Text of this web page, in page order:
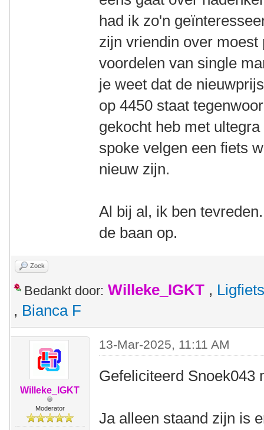
had ik zo'n
zijn vriendin over
voordelen van single
je weet dat de
op 4450 staat
gekocht heb met
spoke velgen een fiets
nieuw zijn.
Al bij al, ik ben
de baan op.
Zoek
Bedankt door: Willeke_IGKT ,
, Bianca F
Willeke_IGKT
Moderator
13-Mar-2025, 11:11 AM
Gefeliciteerd Snoek043
Ja alleen staand zijn is